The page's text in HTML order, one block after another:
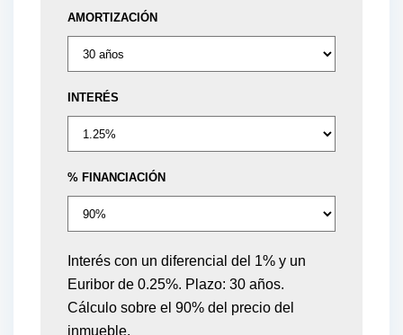
AMORTIZACIÓN
INTERÉS
% FINANCIACIÓN
Interés con un diferencial del 1% y un
Euribor de 0.25%. Plazo: 30 años.
Cálculo sobre el 90% del precio del
inmueble.